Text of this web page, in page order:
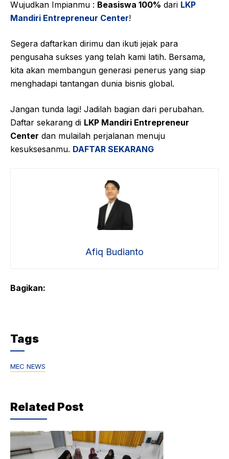
Wujudkan Impianmu : Beasiswa 100% dari LKP
Mandiri Entrepreneur Center!
Segera daftarkan dirimu dan ikuti jejak para
pengusaha sukses yang telah kami latih. Bersama,
kita akan membangun generasi penerus yang siap
menghadapi tantangan dunia bisnis global.
Jangan tunda lagi! Jadilah bagian dari perubahan.
Daftar sekarang di LKP Mandiri Entrepreneur
Center dan mulailah perjalanan menuju
kesuksesanmu. DAFTAR SEKARANG
Afiq Budianto
Bagikan:
Tags
MEC NEWS
Related Post